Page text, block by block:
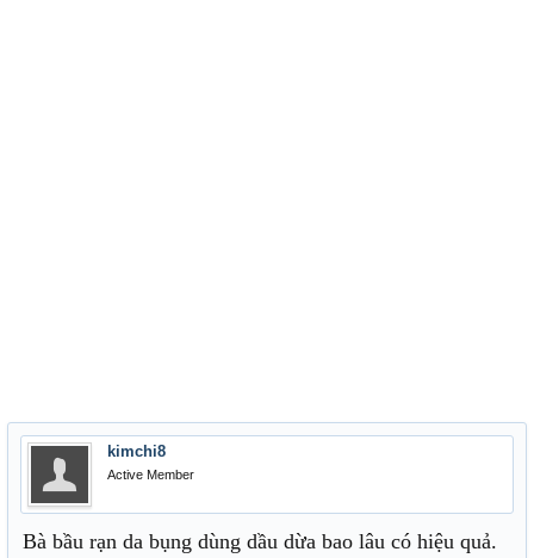
kimchi8
Active Member
Bà bầu rạn da bụng dùng dầu dừa bao lâu có hiệu quả.